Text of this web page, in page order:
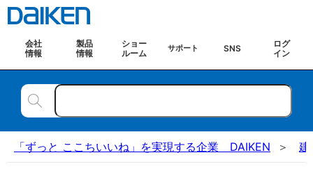
会社
情報
製品
情報
ショー
ルーム
サポート SNS
ログ
イン
「ずっと ここちいいね」を実現する企業 DAIKEN 建